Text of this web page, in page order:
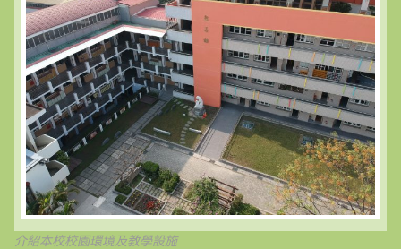
6
建
議，
順
利
幼
小
銜
接〉
中
介紹本校校園環境及教學設施